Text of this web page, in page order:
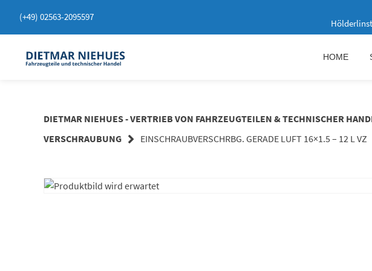
zum
(+49) 02563-2095597
HOME
DIETMAR NIEHUES - VERTRIEB VON FAHRZEUGTEILEN & TECHNISCHER
VERSCHRAUBUNG
EINSCHRAUBVERSCHRBG. GERADE LUFT 16×1.5 – 12 L VZ